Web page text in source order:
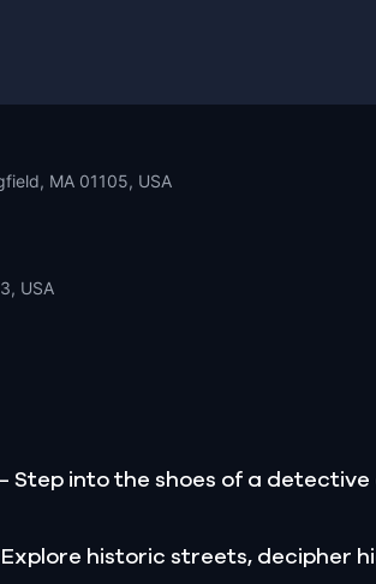
MA 01105, USA
USA
Step into the shoes of a
Explore historic streets, decipher